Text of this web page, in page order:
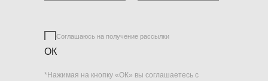
Соглашаюсь на получение рассылки
ОК
*Нажимая на кнопку «ОК» вы соглашаетесь с